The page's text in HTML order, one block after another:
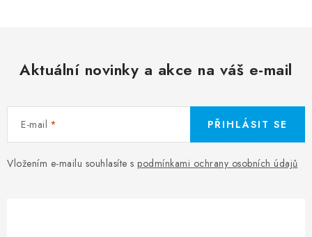
Aktuální novinky a akce na váš e-mail
E-mail
Vložením e-mailu souhlasíte s podmínkami ochrany osobních údajů
PŘIHLÁSIT SE